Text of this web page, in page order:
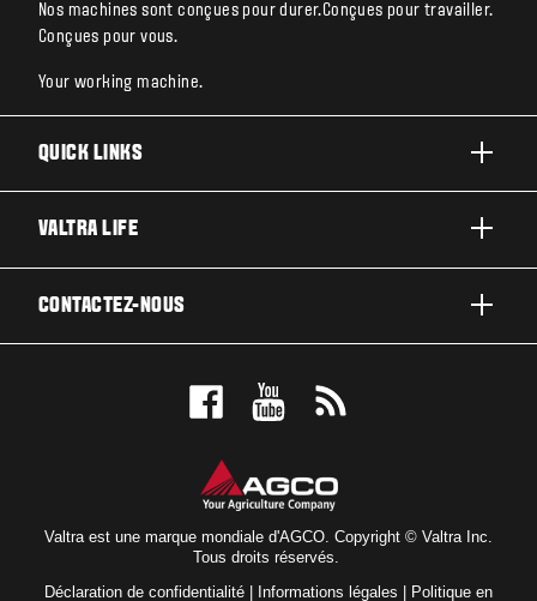
Nos machines sont conçues pour durer.Conçues pour travailler.
Conçues pour vous.
Your working machine.
QUICK LINKS
TECHNOLOGIES
VALTRA LIFE
CONTACTEZ-NOUS
CONCESSIONNAIRES VALTRA
Valtra est une marque mondiale d'AGCO. Copyright © Valtra Inc.
Tous droits réservés.
Déclaration de confidentialité
Informations légales Politique en